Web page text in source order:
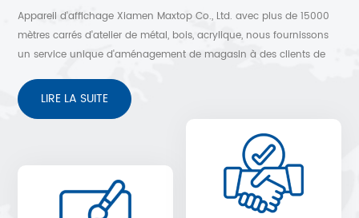
Appareil d'affichage Xiamen Maxtop Co., Ltd. avec plus de 15000
mètres carrés d'atelier de métal, bois, acrylique, nous fournissons
un service unique d'aménagement de magasin à des clients de
service après-vente sans soucis.
LIRE LA SUITE